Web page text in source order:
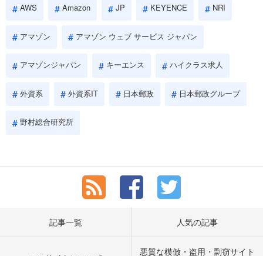
AWS Amazon JP KEYENCE NRI
アマゾン アマゾン ウェブ サービス ジャパン
アマゾンジャパン キーエンス ハイクラス求人
外資系 外資系IT 日本郵政 日本郵政グループ
野村総合研究所
記事一覧 人気の記事
悪質な模倣・盗用・剽窃サイト